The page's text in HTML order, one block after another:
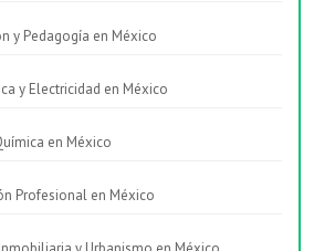
y Pedagogía en México
y Electricidad en México
en México
Profesional en México